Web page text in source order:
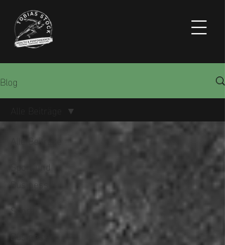
Blog
Alle Beiträge
Business
Sport
Business